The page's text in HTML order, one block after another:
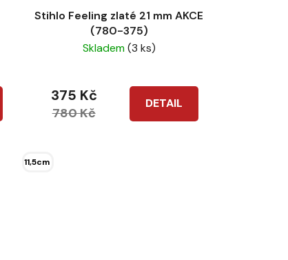
Stihlo Feeling zlaté 21 mm AKCE
(780-375)
Skladem(3 ks)
DETAIL
375 Kč
780 Kč
11,5cm